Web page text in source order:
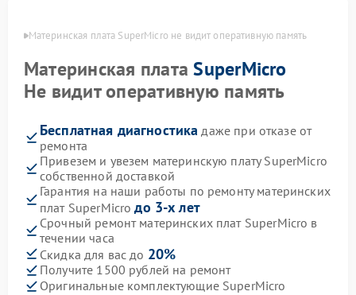
Материнская плата SuperMicro не видит оперативную память
Материнская платаSuperMicro
Не видит оперативную память
Бесплатная диагностика даже при отказе от
ремонта
Привезем и увезем материнскую плату SuperMicro
собственной доставкой
Гарантия на наши работы по ремонту материнских
плат SuperMicroдо 3-х лет
Срочный ремонт материнских плат SuperMicro в
течении часа
Скидка для вас до 20%
Получите 1500 рублей на ремонт
Оригинальные комплектующие SuperMicro